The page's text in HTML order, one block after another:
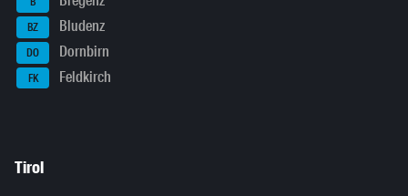
BZ Bludenz
DO Dornbirn
FK Feldkirch
Tirol